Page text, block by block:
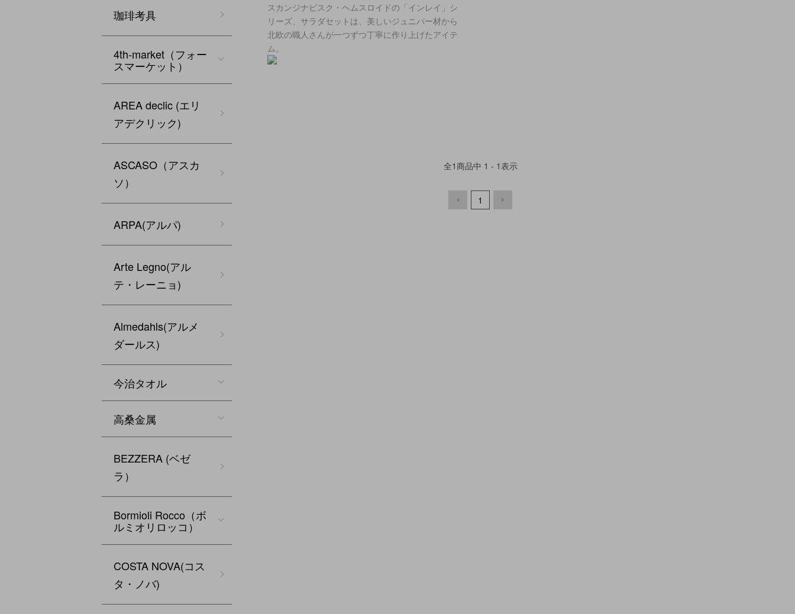
スカンジナビスク・ヘムスロイドの「インレイ」シ
リーズ、サラダセットは、美しいジュニパー材から
北欧の職人さんが一つずつ丁寧に作り上げたアイテ
ム。
全1商品中 1 - 1表示
1
珈琲考具
4th-market（フォー
スマーケット）
AREA declic (エリ
アデクリック)
ASCASO（アスカ
ソ）
ARPA(アルパ)
Arte Legno(アル
テ・レーニョ)
Almedahls(アルメ
ダールス)
今治タオル
高桑金属
BEZZERA (ベゼ
ラ）
Bormioli Rocco（ボ
ルミオリロッコ）
COSTA NOVA(コス
タ・ノバ)